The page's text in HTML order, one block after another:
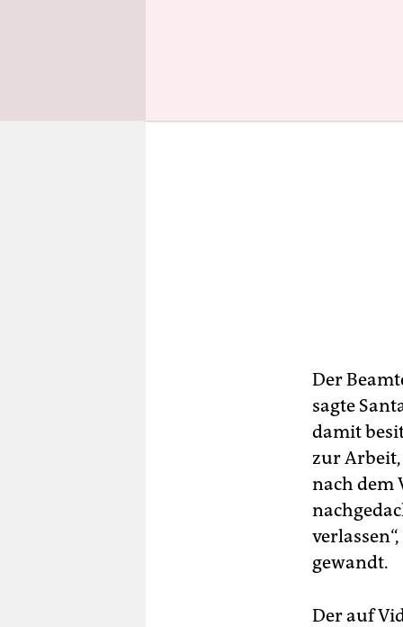
Der
sagte
damit
zur Arbeit,
nach dem
gewandt.
Der auf